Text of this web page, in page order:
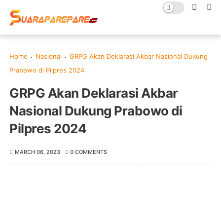
Home Nasional
GRPG Akan Deklarasi Akbar Nasional Dukung
Prabowo di Pilpres 2024
GRPG Akan Deklarasi Akbar
Nasional Dukung Prabowo di
Pilpres 2024
MARCH 06, 2023 0 COMMENTS